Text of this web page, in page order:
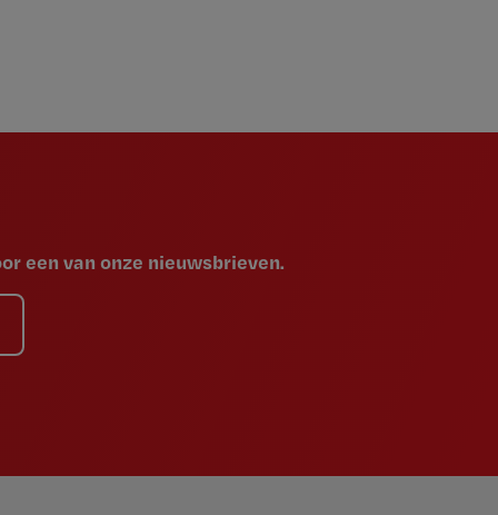
een van onze nieuwsbrieven.